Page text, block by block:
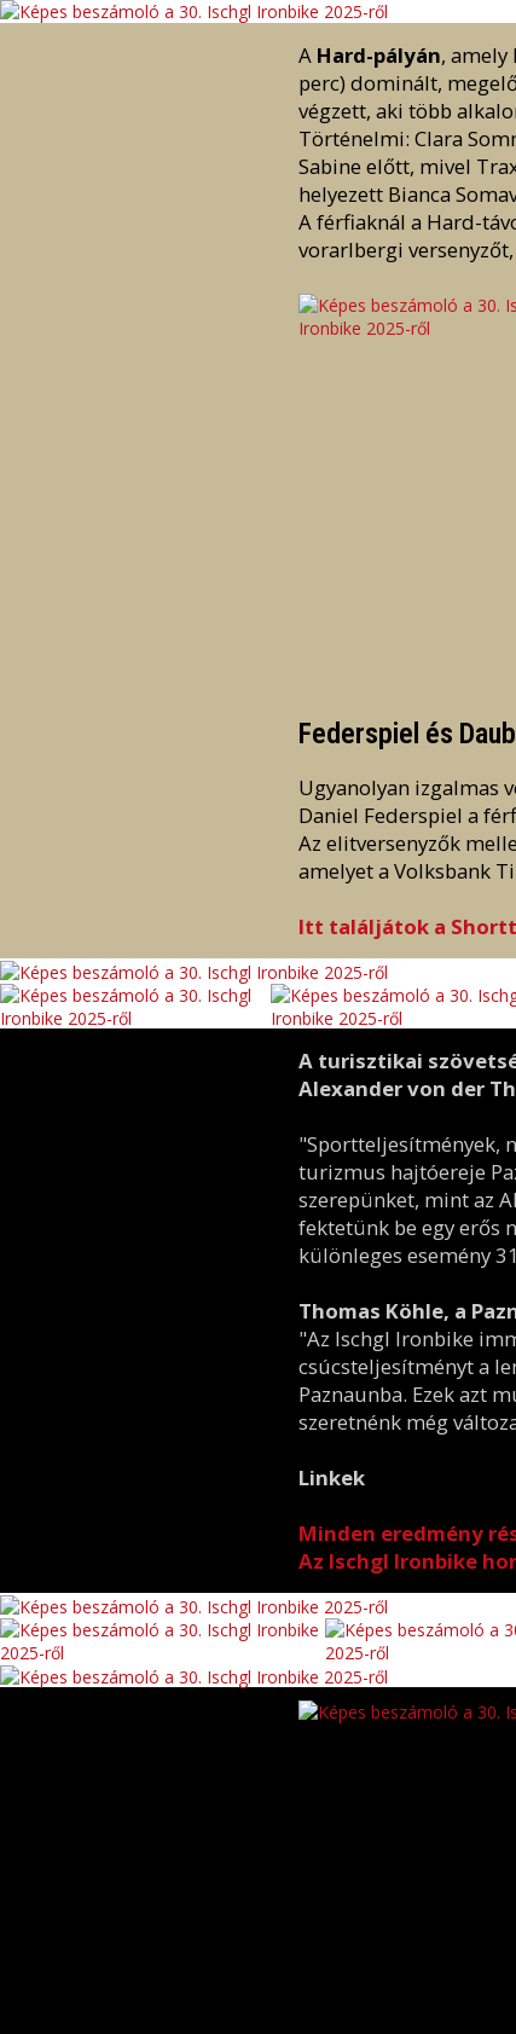
A Hard-pályán, amely
perc) dominált,
végzett, aki több
Történelmi: Clara
Sabine előtt, mivel
helyezett Bianca
A férfiaknál a Hard-
vorarlbergi
Federspiel és
Ugyanolyan izgalmas
Daniel Federspiel a
Az elitversenyzők
amelyet a Volksbank
Itt találjátok a
A turisztikai
Alexander von der
"Sportteljesítmények,
turizmus hajtóereje
szerepünket, mint az
fektetünk be egy erős
különleges esemény
Thomas Köhle, a
"Az Ischgl Ironbike
csúcsteljesítményt a
Paznaunba. Ezek azt
szeretnénk még
Linkek
Minden eredmény
Az Ischgl Ironbike